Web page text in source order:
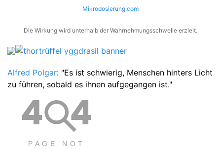
Mikrodosierung.com
Die Wirkung wird unterhalb der Wahrnehmungsschwelle erzielt.
Alfred Polgar: "Es ist schwierig, Menschen hinters Licht
zu führen, sobald es ihnen aufgegangen ist."